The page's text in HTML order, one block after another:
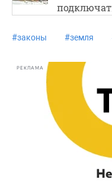
#законы #земля
РЕКЛАМА